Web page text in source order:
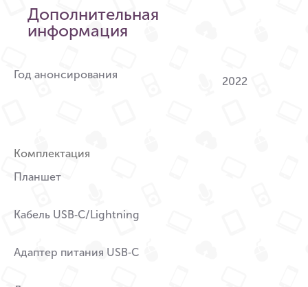
Дополнительная
информация
Год анонсирования
2022
Комплектация
Планшет
Кабель USB‑C/Lightning
Адаптер питания USB‑C